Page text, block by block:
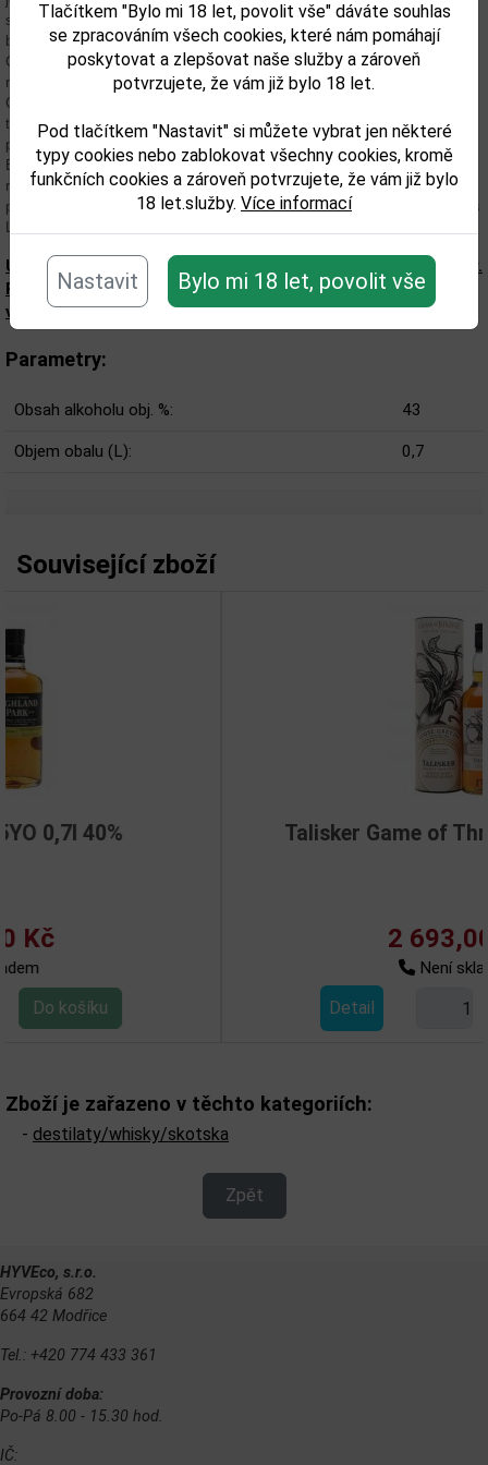
Tlačítkem "Bylo mi 18 let, povolit vše" dáváte souhlas
se zpracováním všech cookies, které nám pomáhají
poskytovat a zlepšovat naše služby a zároveň
potvrzujete, že vám již bylo 18 let.
Pod tlačítkem "Nastavit" si můžete vybrat jen některé
typy cookies nebo zablokovat všechny cookies, kromě
funkčních cookies a zároveň potvrzujete, že vám již bylo
18 let.služby. Více informací
Nastavit Bylo mi 18 let, povolit vše
samostatnosti, který spíše prozaicky „Burnfoot of Dumgoyne“, vzla onu
barevnější přezdívku. The Brother se vrátili na starší gálský název „Glen
Guin“, což znamená „Údolí Divoké Kachny“. V průběhu této změny až do
roku 1905 starý „Glen Guin“ byl přejmenován na dnešní slavný název
Glengoyne.Do roku 1965, necelé století po Lang Brother bylo objeveno
tajemství o údolí, že dalším jménem, které bylo objeveno bylo přes bránu
palírny.Novými držiteli byli Robertson § Baxter, nyní známi jako The
Edrington Group, kteří ihned investovali na program dojímavou renovaci a
rozšíření. Po 38 let, byl Glengoyne klenotem v The Edrington Group, ještě
předtím než byl prodán onem přítomným vlastníkům, Ian Macleod Distillers
Limited, v roce 2003.
Upozorňujeme, že tento produkt může obsahovat alergeny.
Přesné složení a alergeny jsou k dispozici na obalu
výrobku. Zkontrolujte prosím před konzumací.
Parametry:
Obsah alkoholu obj. %: 43
Objem obalu (L): 0,7
Související zboží
Talisker Game of Thrones 0,7l 45,8%
Zboží je zařazeno v těchto kategoriích:
- destilaty/whisky/skotska
Zpět
HYVEco, s.r.o.
Evropská 682
664 42 Modřice
Tel.: +420 774 433 361
Provozní doba:
Po-Pá 8.00 - 15.30 hod.
IČ: